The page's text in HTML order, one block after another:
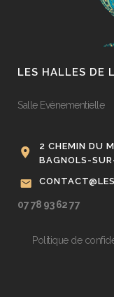
LES HALLES DE
Salle Evènementielle
2 CHEMIN DU
BAGNOLS-
07 78 93 62 77
Politique de